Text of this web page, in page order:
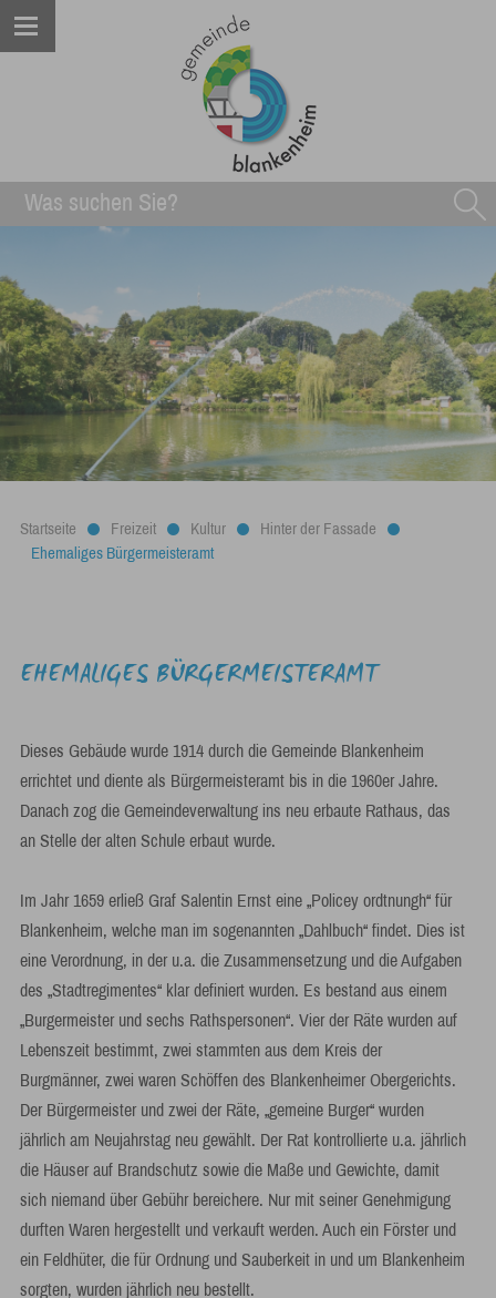
Startseite Freizeit Kultur
Hinter der Fassade
Ehemaliges Bürgermeisteramt
EHEMALIGES BÜRGERMEISTERAMT
Dieses Gebäude wurde 1914 durch die Gemeinde Blankenheim
errichtet und diente als Bürgermeisteramt bis in die 1960er Jahre.
Danach zog die Gemeindeverwaltung ins neu erbaute Rathaus, das
an Stelle der alten Schule erbaut wurde.
Im Jahr 1659 erließ Graf Salentin Ernst eine „Policey ordtnungh“ für
Blankenheim, welche man im sogenannten „Dahlbuch“ findet. Dies ist
eine Verordnung, in der u.a. die Zusammensetzung und die Aufgaben
des „Stadtregimentes“ klar definiert wurden. Es bestand aus einem
„Burgermeister und sechs Rathspersonen“. Vier der Räte wurden auf
Lebenszeit bestimmt, zwei stammten aus dem Kreis der
Burgmänner, zwei waren Schöffen des Blankenheimer Obergerichts.
Der Bürgermeister und zwei der Räte, „gemeine Burger“ wurden
jährlich am Neujahrstag neu gewählt. Der Rat kontrollierte u.a. jährlich
die Häuser auf Brandschutz sowie die Maße und Gewichte, damit
sich niemand über Gebühr bereichere. Nur mit seiner Genehmigung
durften Waren hergestellt und verkauft werden. Auch ein Förster und
ein Feldhüter, die für Ordnung und Sauberkeit in und um Blankenheim
sorgten, wurden jährlich neu bestellt.